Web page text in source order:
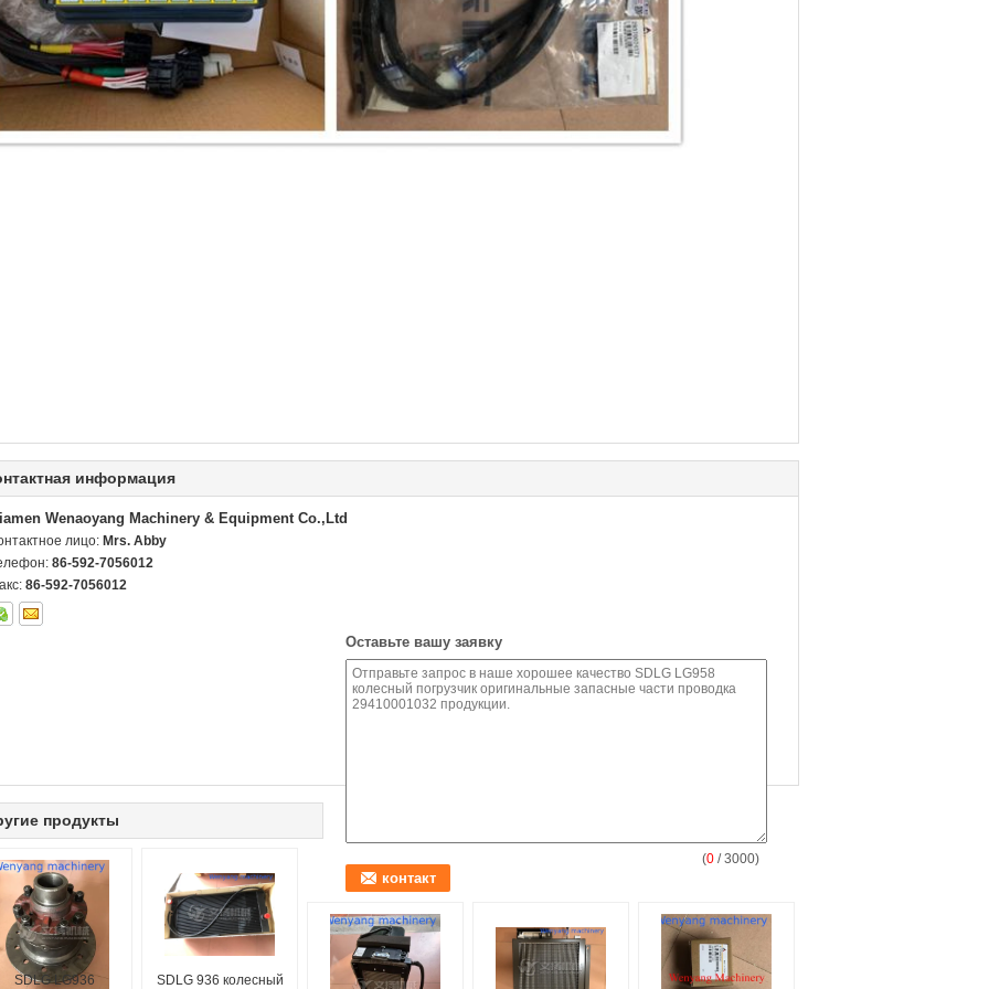
информация
Wenaoyang Machinery & Equipment Co.,Ltd
лицо: Mrs. Abby
86-592-7056012
86-592-7056012
Оставьте вашу заявку
(0 / 3000)
продукты
SDLG LG936 SDLG 936 колесный